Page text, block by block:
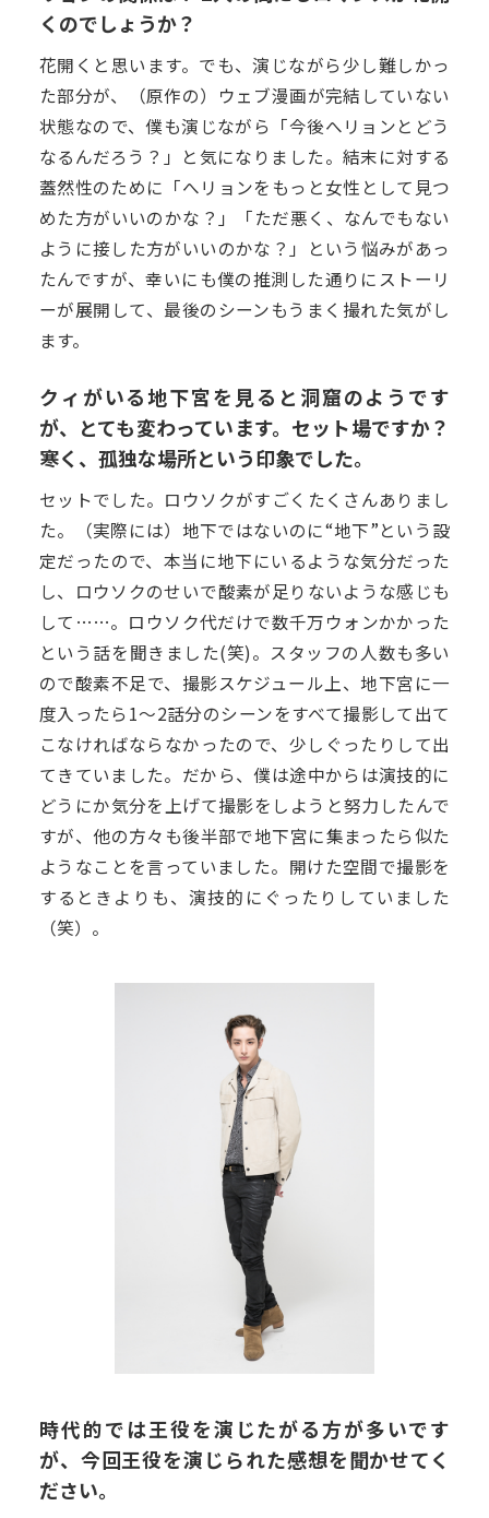
くのでしょうか？
花開くと思います。でも、演じながら少し難しかっ
た部分が、（原作の）ウェブ漫画が完結していない
状態なので、僕も演じながら「今後へリョンとどう
なるんだろう？」と気になりました。結末に対する
蓋然性のために「へリョンをもっと女性として見つ
めた方がいいのかな？」「ただ悪く、なんでもない
ように接した方がいいのかな？」という悩みがあっ
たんですが、幸いにも僕の推測した通りにストーリ
ーが展開して、最後のシーンもうまく撮れた気がし
ます。
クィがいる地下宮を見ると洞窟のようです
が、とても変わっています。セット場ですか？
寒く、孤独な場所という印象でした。
セットでした。ロウソクがすごくたくさんありまし
た。（実際には）地下ではないのに“地下”という設
定だったので、本当に地下にいるような気分だった
し、ロウソクのせいで酸素が足りないような感じも
して……。ロウソク代だけで数千万ウォンかかった
という話を聞きました(笑)。スタッフの人数も多い
ので酸素不足で、撮影スケジュール上、地下宮に一
度入ったら1〜2話分のシーンをすべて撮影して出て
こなければならなかったので、少しぐったりして出
てきていました。だから、僕は途中からは演技的に
どうにか気分を上げて撮影をしようと努力したんで
すが、他の方々も後半部で地下宮に集まったら似た
ようなことを言っていました。開けた空間で撮影を
するときよりも、演技的にぐったりしていました
（笑）。
時代的では王役を演じたがる方が多いです
が、今回王役を演じられた感想を聞かせてく
ださい。